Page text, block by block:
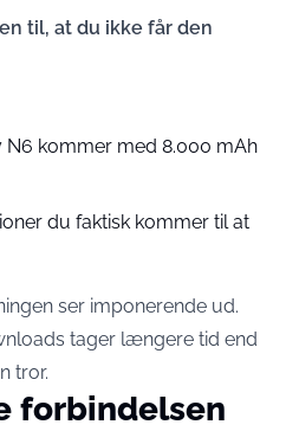
til, at du ikke får den
kommer med 8.000 mAh
du faktisk kommer til at
ser imponerende ud.
tager længere tid end
tror.
forbindelsen